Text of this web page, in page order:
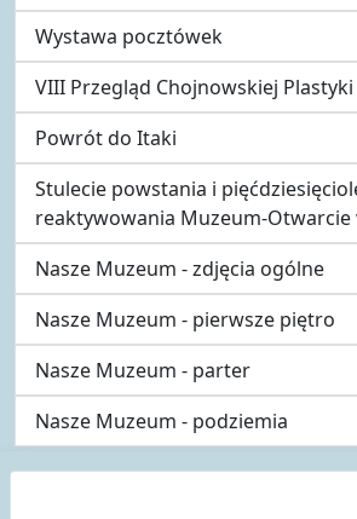
Wystawa pocztówek
VIII Przegląd Chojnowskiej Plastyki
Powrót do Itaki
Stulecie powstania i
reaktywowania Muzeum-Otwarcie
Nasze Muzeum - zdjęcia ogólne
Nasze Muzeum - pierwsze piętro
Nasze Muzeum - parter
Nasze Muzeum - podziemia